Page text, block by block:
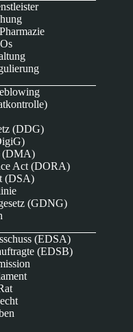
(DDG)
(DMA)
Act (DORA)
(DSA)
(GDNG)
(EDSA)
(EDSB)